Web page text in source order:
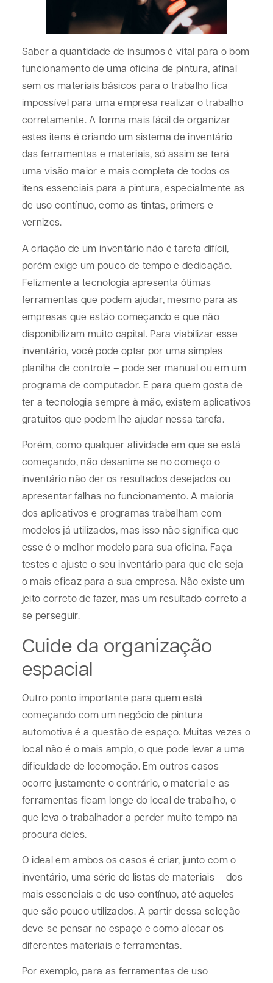
Saber a quantidade de insumos é vital para o bom
funcionamento de uma oficina de pintura, afinal
sem os materiais básicos para o trabalho fica
impossível para uma empresa realizar o trabalho
corretamente. A forma mais fácil de organizar
estes itens é criando um sistema de inventário
das ferramentas e materiais, só assim se terá
uma visão maior e mais completa de todos os
itens essenciais para a pintura, especialmente as
de uso contínuo, como as tintas, primers e
vernizes.
A criação de um inventário não é tarefa difícil,
porém exige um pouco de tempo e dedicação.
Felizmente a tecnologia apresenta ótimas
ferramentas que podem ajudar, mesmo para as
empresas que estão começando e que não
disponibilizam muito capital. Para viabilizar esse
inventário, você pode optar por uma simples
planilha de controle – pode ser manual ou em um
programa de computador. E para quem gosta de
ter a tecnologia sempre à mão, existem aplicativos
gratuitos que podem lhe ajudar nessa tarefa.
Porém, como qualquer atividade em que se está
começando, não desanime se no começo o
inventário não der os resultados desejados ou
apresentar falhas no funcionamento. A maioria
dos aplicativos e programas trabalham com
modelos já utilizados, mas isso não significa que
esse é o melhor modelo para sua oficina. Faça
testes e ajuste o seu inventário para que ele seja
o mais eficaz para a sua empresa. Não existe um
jeito correto de fazer, mas um resultado correto a
se perseguir.
Cuide da organização
espacial
Outro ponto importante para quem está
começando com um negócio de pintura
automotiva é a questão de espaço. Muitas vezes o
local não é o mais amplo, o que pode levar a uma
dificuldade de locomoção. Em outros casos
ocorre justamente o contrário, o material e as
ferramentas ficam longe do local de trabalho, o
que leva o trabalhador a perder muito tempo na
procura deles.
O ideal em ambos os casos é criar, junto com o
inventário, uma série de listas de materiais – dos
mais essenciais e de uso contínuo, até aqueles
que são pouco utilizados. A partir dessa seleção
deve-se pensar no espaço e como alocar os
diferentes materiais e ferramentas.
Por exemplo, para as ferramentas de uso